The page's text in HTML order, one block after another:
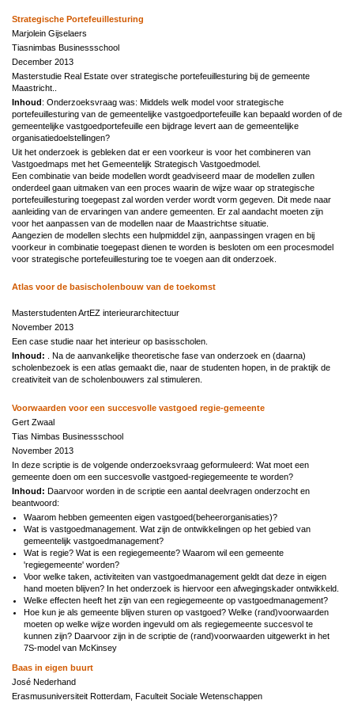
Strategische Portefeuillesturing
Marjolein Gijselaers
Tiasnimbas Businessschool
December 2013
Masterstudie Real Estate over strategische portefeuillesturing bij de gemeente
Maastricht..
Inhoud: Onderzoeksvraag was: Middels welk model voor strategische
portefeuillesturing van de gemeentelijke vastgoedportefeuille kan bepaald worden of de
gemeentelijke vastgoedportefeuille een bijdrage levert aan de gemeentelijke
organisatiedoelstellingen?
Uit het onderzoek is gebleken dat er een voorkeur is voor het combineren van
Vastgoedmaps met het Gemeentelijk Strategisch Vastgoedmodel.
Een combinatie van beide modellen wordt geadviseerd maar de modellen zullen
onderdeel gaan uitmaken van een proces waarin de wijze waar op strategische
portefeuillesturing toegepast zal worden verder wordt vorm gegeven. Dit mede naar
aanleiding van de ervaringen van andere gemeenten. Er zal aandacht moeten zijn
voor het aanpassen van de modellen naar de Maastrichtse situatie.
Aangezien de modellen slechts een hulpmiddel zijn, aanpassingen vragen en bij
voorkeur in combinatie toegepast dienen te worden is besloten om een procesmodel
voor strategische portefeuillesturing toe te voegen aan dit onderzoek.
Atlas voor de basischolenbouw van de toekomst
Masterstudenten ArtEZ interieurarchitectuur
November 2013
Een case studie naar het interieur op basisscholen.
Inhoud: . Na de aanvankelijke theoretische fase van onderzoek en (daarna)
scholenbezoek is een atlas gemaakt die, naar de studenten hopen, in de praktijk de
creativiteit van de scholenbouwers zal stimuleren.
Voorwaarden voor een succesvolle vastgoed regie-gemeente
Gert Zwaal
Tias Nimbas Businessschool
November 2013
In deze scriptie is de volgende onderzoeksvraag geformuleerd: Wat moet een
gemeente doen om een succesvolle vastgoed-regiegemeente te worden?
Inhoud: Daarvoor worden in de scriptie een aantal deelvragen onderzocht en
beantwoord:
Waarom hebben gemeenten eigen vastgoed(beheerorganisaties)?
Wat is vastgoedmanagement. Wat zijn de ontwikkelingen op het gebied van
gemeentelijk vastgoedmanagement?
Wat is regie? Wat is een regiegemeente? Waarom wil een gemeente
'regiegemeente' worden?
Voor welke taken, activiteiten van vastgoedmanagement geldt dat deze in eigen
hand moeten blijven? In het onderzoek is hiervoor een afwegingskader ontwikkeld.
Welke effecten heeft het zijn van een regiegemeente op vastgoedmanagement?
Hoe kun je als gemeente blijven sturen op vastgoed? Welke (rand)voorwaarden
moeten op welke wijze worden ingevuld om als regiegemeente succesvol te
kunnen zijn? Daarvoor zijn in de scriptie de (rand)voorwaarden uitgewerkt in het
7S-model van McKinsey
Baas in eigen buurt
José Nederhand
Erasmusuniversiteit Rotterdam, Faculteit Sociale Wetenschappen